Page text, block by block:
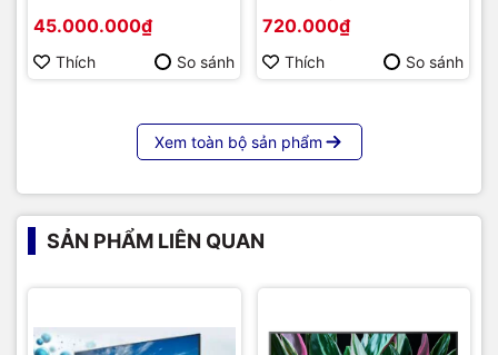
86 | Cấu hình cao cấp |
Hàng chính hãng
45.000.000₫
Thích So sánh
720.000₫
Thích So sánh
Xem toàn bộ sản phẩm
SẢN PHẨM LIÊN QUAN